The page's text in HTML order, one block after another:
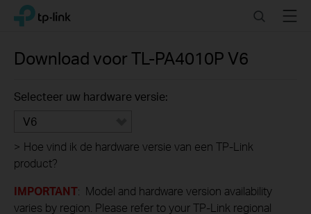
Click
navigation
TP-Link, Reliably Smart SearchMenu
Download voorTL-PA4010P V6
Selecteer uw hardware versie:
V6
> Hoe vind ik de hardware versie van een TP-Link
product?
IMPORTANT: Model and hardware version availability
varies by region. Please refer to your TP-Link regional